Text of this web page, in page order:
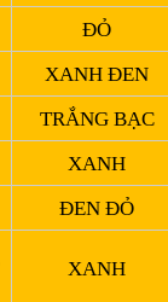
ĐỎ
XANH ĐEN
TRẮNG BẠC
XANH
ĐEN ĐỎ
XANH